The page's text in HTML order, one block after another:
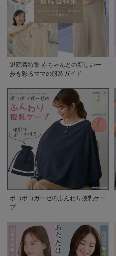
退院着特集 赤ちゃんとの新しい一
歩を彩るママの服装ガイド
ポコポコガーゼのふんわり授乳ケー
プ